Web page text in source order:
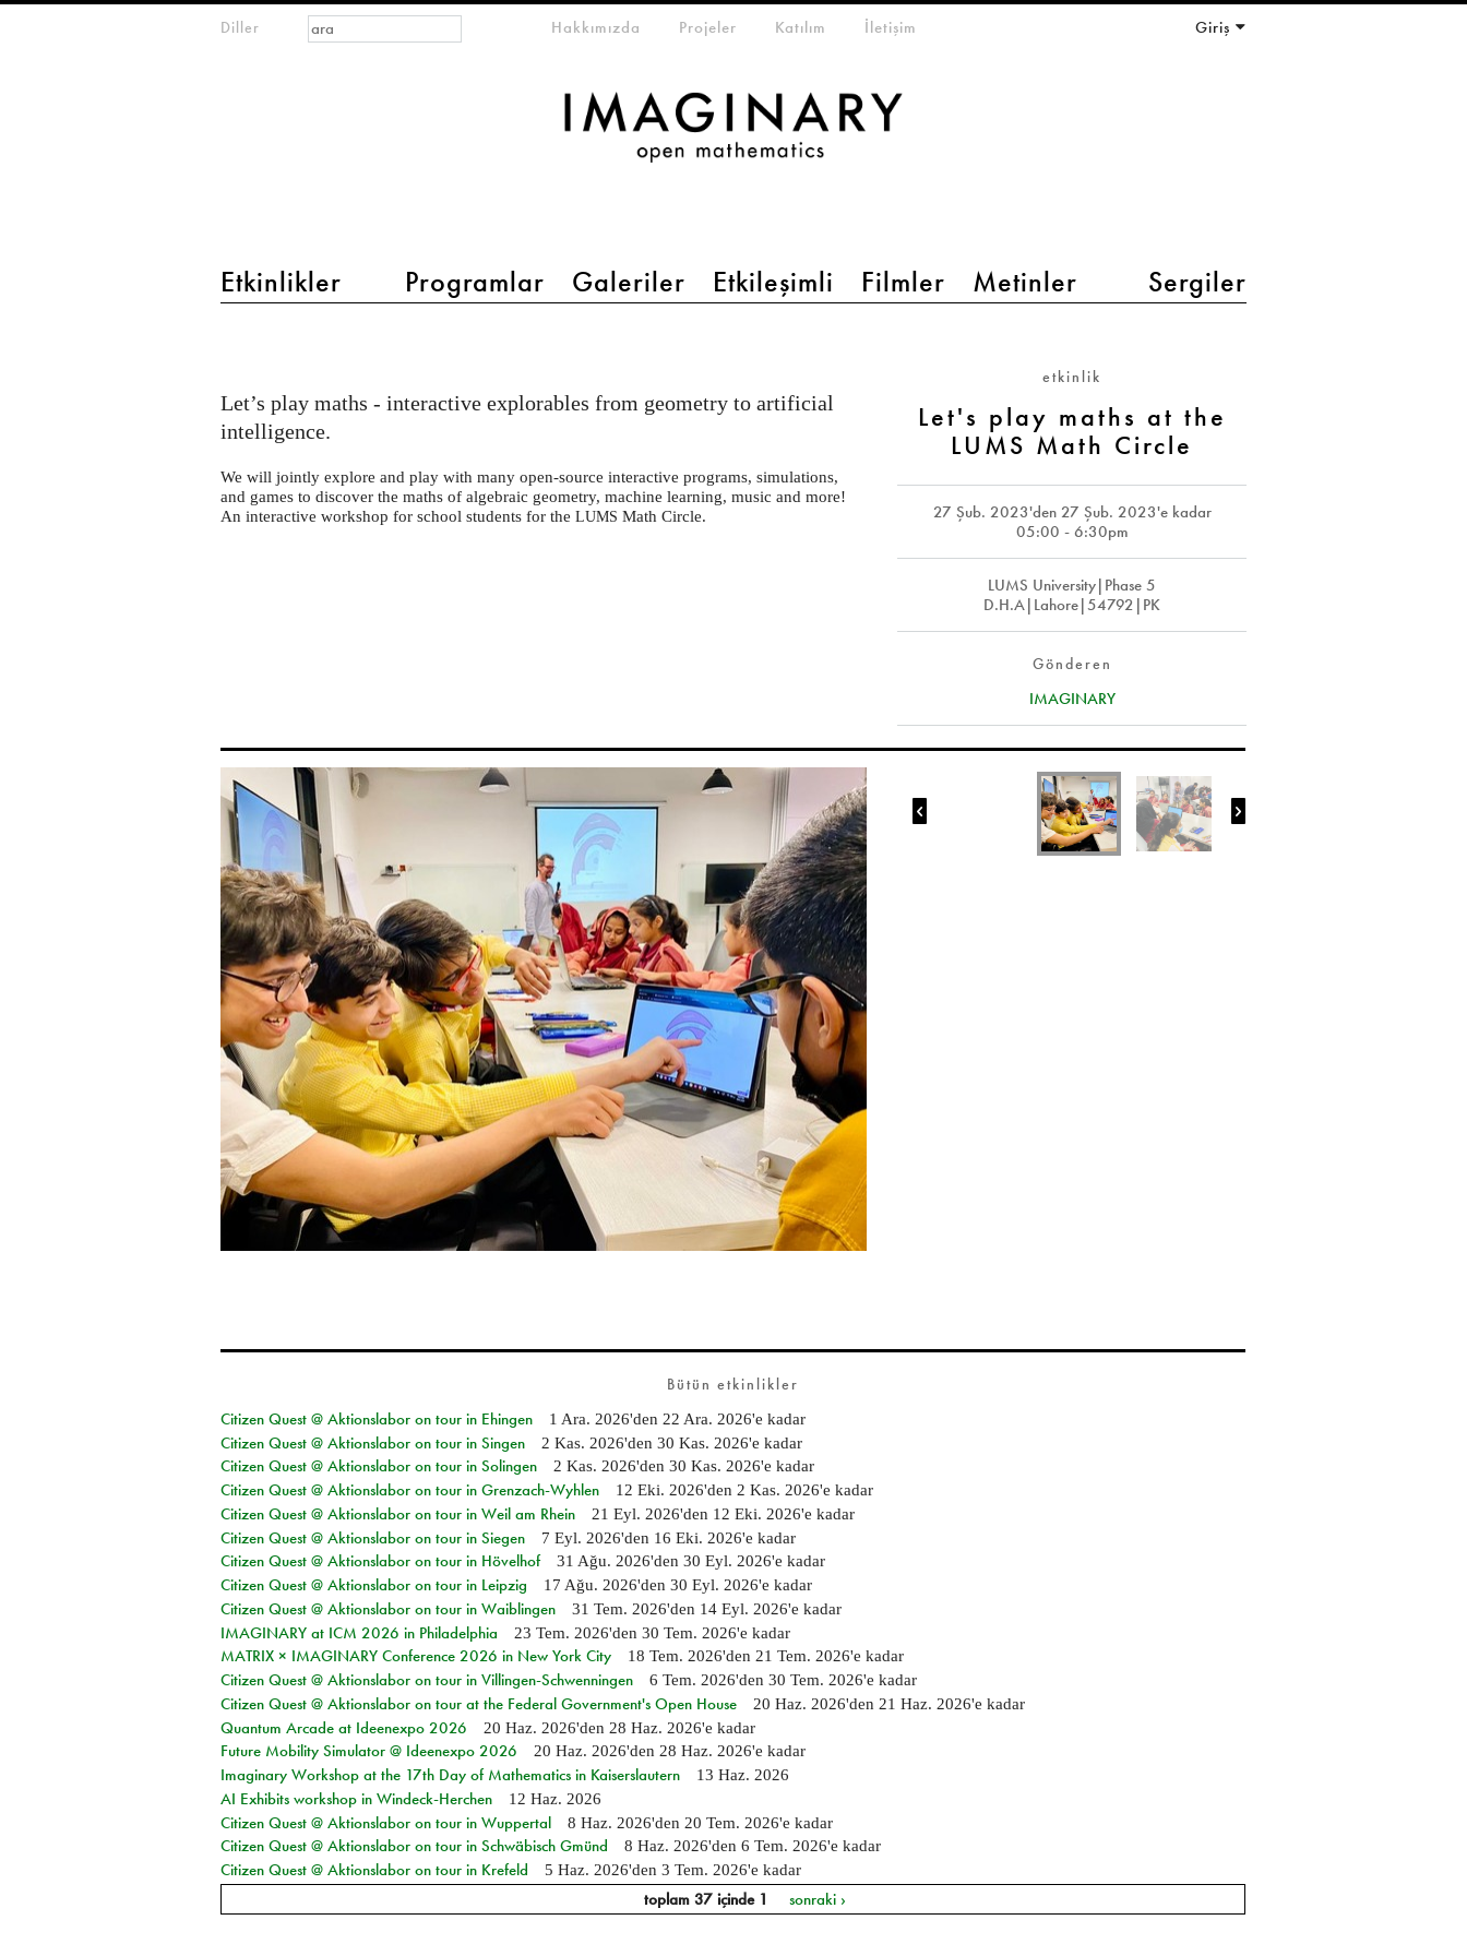
Diller
main menu 2
Etkinlikler Programlar Galeriler Etkileşimli Filmler Metinler Sergiler
meta-menuHakkımızda Projeler Katılım İletişim Giriş
Arama formu
Ara
maths
at
the
LUMS
Math
etkinlik
Let's play maths at the
LUMS Math Circle
27 Şub. 2023'den 27 Şub. 2023'e kadar
05:00 - 6:30pm
LUMS University|Phase 5
D.H.A|Lahore|54792|PK
Gönderen
IMAGINARY
Let’s play maths - interactive explorables from geometry to artificial
intelligence.
We will jointly explore and play with many open-source interactive programs, simulations,
and games to discover the maths of algebraic geometry, machine learning, music and more!
An interactive workshop for school students for theLUMS Math Circle.
 
Bütün etkinlikler
Citizen Quest @ Aktionslabor on tour in Ehingen
1 Ara. 2026'den 22 Ara. 2026'e kadar
Citizen Quest @ Aktionslabor on tour in Singen 2 Kas. 2026'den 30 Kas. 2026'e kadar
Citizen Quest @ Aktionslabor on tour in Solingen 2 Kas. 2026'den 30 Kas. 2026'e kadar
Citizen Quest @ Aktionslabor on tour in Grenzach-Wyhlen 12 Eki. 2026'den 2 Kas. 2026'e kadar
Citizen Quest @ Aktionslabor on tour in Weil am Rhein 21 Eyl. 2026'den 12 Eki. 2026'e kadar
Citizen Quest @ Aktionslabor on tour in Siegen 7 Eyl. 2026'den 16 Eki. 2026'e kadar
Citizen Quest @ Aktionslabor on tour in Hövelhof 31 Ağu. 2026'den 30 Eyl. 2026'e kadar
Citizen Quest @ Aktionslabor on tour in Leipzig 17 Ağu. 2026'den 30 Eyl. 2026'e kadar
Citizen Quest @ Aktionslabor on tour in Waiblingen 31 Tem. 2026'den 14 Eyl. 2026'e kadar
IMAGINARY at ICM 2026 in Philadelphia 23 Tem. 2026'den 30 Tem. 2026'e kadar
MATRIX × IMAGINARY Conference 2026 in New York City 18 Tem. 2026'den 21 Tem. 2026'e kadar
Citizen Quest @ Aktionslabor on tour in Villingen-Schwenningen 6 Tem. 2026'den 30 Tem. 2026'e kadar
Citizen Quest @ Aktionslabor on tour at the Federal Government's Open House 20 Haz. 2026'den 21 Haz. 2026'e kadar
Quantum Arcade at Ideenexpo 2026 20 Haz. 2026'den 28 Haz. 2026'e kadar
Future Mobility Simulator @ Ideenexpo 2026 20 Haz. 2026'den 28 Haz. 2026'e kadar
Imaginary Workshop at the 17th Day of Mathematics in Kaiserslautern 13 Haz. 2026
AI Exhibits workshop in Windeck-Herchen 12 Haz. 2026
Citizen Quest @ Aktionslabor on tour in Wuppertal 8 Haz. 2026'den 20 Tem. 2026'e kadar
Citizen Quest @ Aktionslabor on tour in Schwäbisch Gmünd 8 Haz. 2026'den 6 Tem. 2026'e kadar
Citizen Quest @ Aktionslabor on tour in Krefeld 5 Haz. 2026'den 3 Tem. 2026'e kadar
toplam 37 içinde 1 sonraki ›